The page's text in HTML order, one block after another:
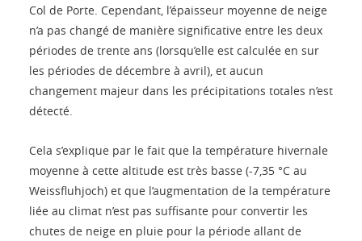
Col de Porte. Cependant, l’épaisseur moyenne de neige
n’a pas changé de manière significative entre les deux
périodes de trente ans (lorsqu’elle est calculée en sur
les périodes de décembre à avril), et aucun
changement majeur dans les précipitations totales n’est
détecté.
Cela s’explique par le fait que la température hivernale
moyenne à cette altitude est très basse (-7,35 °C au
Weissfluhjoch) et que l’augmentation de la température
liée au climat n’est pas suffisante pour convertir les
chutes de neige en pluie pour la période allant de